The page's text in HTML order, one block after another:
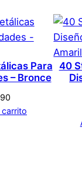
Para
– Bronce
carrito
40